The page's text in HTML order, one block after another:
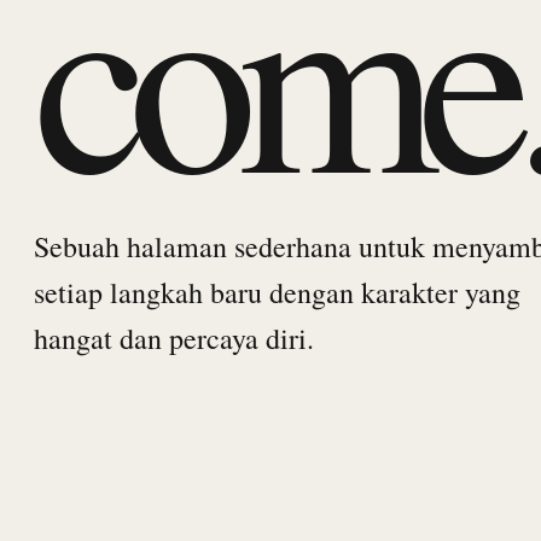
Sebuah halaman sederhana untuk
setiap langkah baru dengan karakter yang
hangat dan percaya diri.